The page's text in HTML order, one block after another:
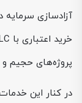
آزادسازی سرمایه
پروژه‌های حجیم و
در کنار این